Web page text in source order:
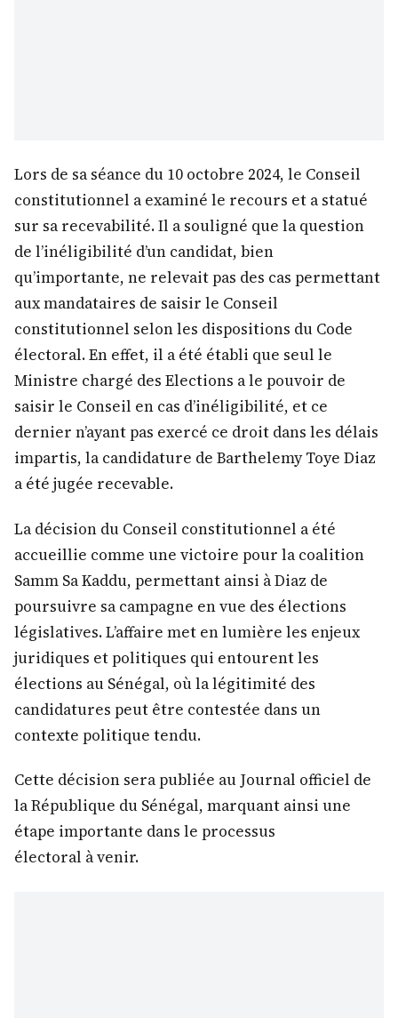
Lors de sa séance du 10 octobre 2024, le Conseil
constitutionnel a examiné le recours et a statué
sur sa recevabilité. Il a souligné que la question
de l’inéligibilité d’un candidat, bien
qu’importante, ne relevait pas des cas permettant
aux mandataires de saisir le Conseil
constitutionnel selon les dispositions du Code
électoral. En effet, il a été établi que seul le
Ministre chargé des Elections a le pouvoir de
saisir le Conseil en cas d’inéligibilité, et ce
dernier n’ayant pas exercé ce droit dans les délais
impartis, la candidature de Barthelemy Toye Diaz
a été jugée recevable.
La décision du Conseil constitutionnel a été
accueillie comme une victoire pour la coalition
Samm Sa Kaddu, permettant ainsi à Diaz de
poursuivre sa campagne en vue des élections
législatives. L’affaire met en lumière les enjeux
juridiques et politiques qui entourent les
élections au Sénégal, où la légitimité des
candidatures peut être contestée dans un
contexte politique tendu.
Cette décision sera publiée au Journal officiel de
la République du Sénégal, marquant ainsi une
étape importante dans le processus
électoral à venir.